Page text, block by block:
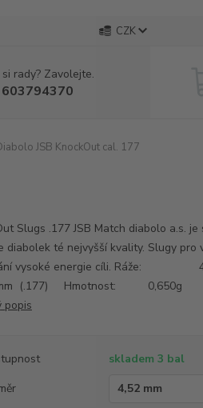
CZK
rady? Zavolejte.
JSB KnockOut cal. 177
Slugs .177 JSB Match diabolo a.s. je
diabolek té nejvyšší kvality. Slugy
vysoké energie cíli.
mm (.177) Hmotnost:
popis
skladem 3 bal